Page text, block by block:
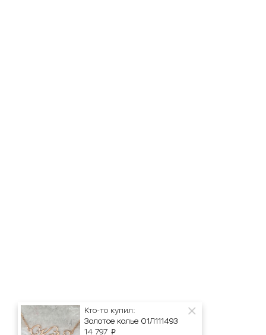
Кто-то купил:
Золотое колье 01Л111493
14 797 p